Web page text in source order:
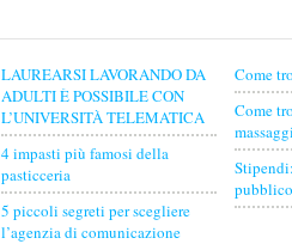
LAUREARSI LAVORANDO DA
ADULTI È POSSIBILE CON
L’UNIVERSITÀ TELEMATICA
4 impasti più famosi della
pasticceria
5 piccoli segreti per scegliere
l’agenzia di comunicazione
Come
Come